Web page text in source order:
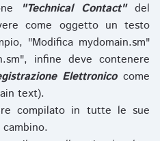
"Technical Contact"del
come oggetto un testo
"Modifica mydomain.sm"
infine deve contenere
Elettronicocome
text).
compilato in tutte le sue